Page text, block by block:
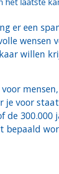
er een
wensen
willen
voor